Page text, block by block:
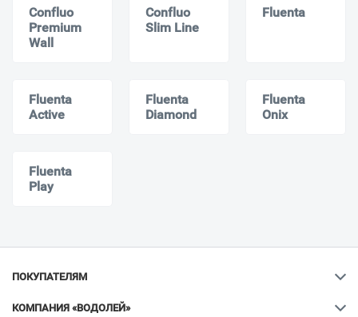
Confluo
Premium
Wall
Confluo
Slim Line
Fluenta
Fluenta
Active
Fluenta
Diamond
Fluenta
Onix
Fluenta
Play
ПОКУПАТЕЛЯМ
КОМПАНИЯ «ВОДОЛЕЙ»